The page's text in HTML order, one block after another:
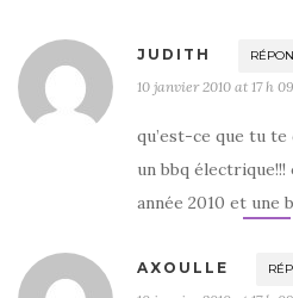
JUDITH
10 janvier 2010 at 17 h
qu’est-ce que tu
un bbq électrique!!!
année 2010 et une
AXOULLE